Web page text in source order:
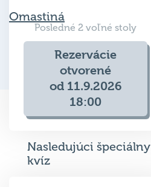
Omastiná
Posledné 2 voľné stoly
Rezervácie
otvorené
od 11.9.2026
18:00
Nasledujúci špeciálny
kvíz